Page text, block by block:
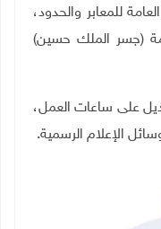
العامة للمعابر والحدود،
(جسر الملك حسين)
على ساعات العمل،
الإعلام الرسمية.